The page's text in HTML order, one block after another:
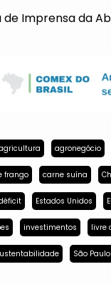
de Imprensa da
agronegócio
frango carne suína
Estados Unidos
investimentos livre
São Paulo